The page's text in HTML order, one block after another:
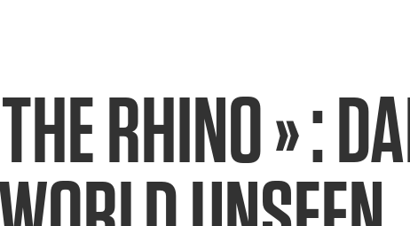
RHINO » :